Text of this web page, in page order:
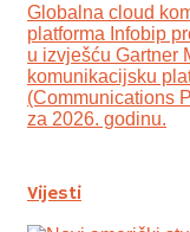
Globalna cloud
platforma Infobip
u izvješću Gartner
komunikacijsku
(Communications
za 2026. godinu.
Vijesti